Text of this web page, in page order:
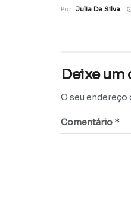
Por Julia Da Silva
Deixe
O seu endereço
Comentário *